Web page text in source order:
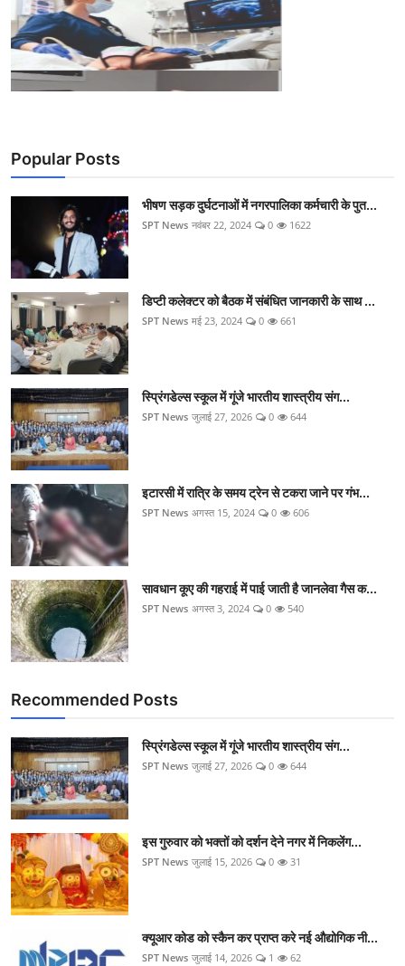
Popular Posts
भीषण सड़क दुर्घटनाओं में नगरपालिका कर्मचारी के पुत...
SPT News नवंबर 22, 2024 0 1622
डिप्टी कलेक्टर को बैठक में संबंधित जानकारी के साथ ...
SPT News मई 23, 2024 0 661
स्प्रिंगडेल्स स्कूल में गूंजे भारतीय शास्त्रीय संग...
SPT News जुलाई 27, 2026 0 644
इटारसी में रात्रि के समय ट्रेन से टकरा जाने पर गंभ...
SPT News अगस्त 15, 2024 0 606
सावधान कूए की गहराई में पाई जाती है जानलेवा गैस क...
SPT News अगस्त 3, 2024 0 540
Recommended Posts
स्प्रिंगडेल्स स्कूल में गूंजे भारतीय शास्त्रीय संग...
SPT News जुलाई 27, 2026 0 644
इस गुरुवार को भक्तों को दर्शन देने नगर में निकलेंग...
SPT News जुलाई 15, 2026 0 31
क्यूआर कोड को स्कैन कर प्राप्त करे नई औद्योगिक नी...
SPT News जुलाई 14, 2026 1 62